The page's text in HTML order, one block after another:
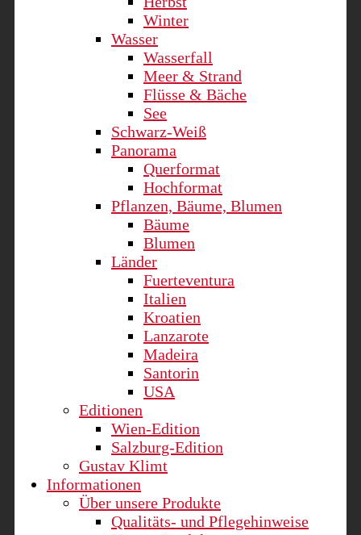
Winter
Wasser
Wasserfall
Meer & Strand
Flüsse & Bäche
See
Schwarz-Weiß
Panorama
Querformat
Hochformat
Pflanzen, Bäume, Blumen
Bäume
Blumen
Länder
Fuerteventura
Italien
Kroatien
Lanzarote
Madeira
Santorin
USA
Editionen
Wien-Edition
Salzburg-Edition
Gustav Klimt
Informationen
Über unsere Produkte
Qualitäts- und Pflegehinweise